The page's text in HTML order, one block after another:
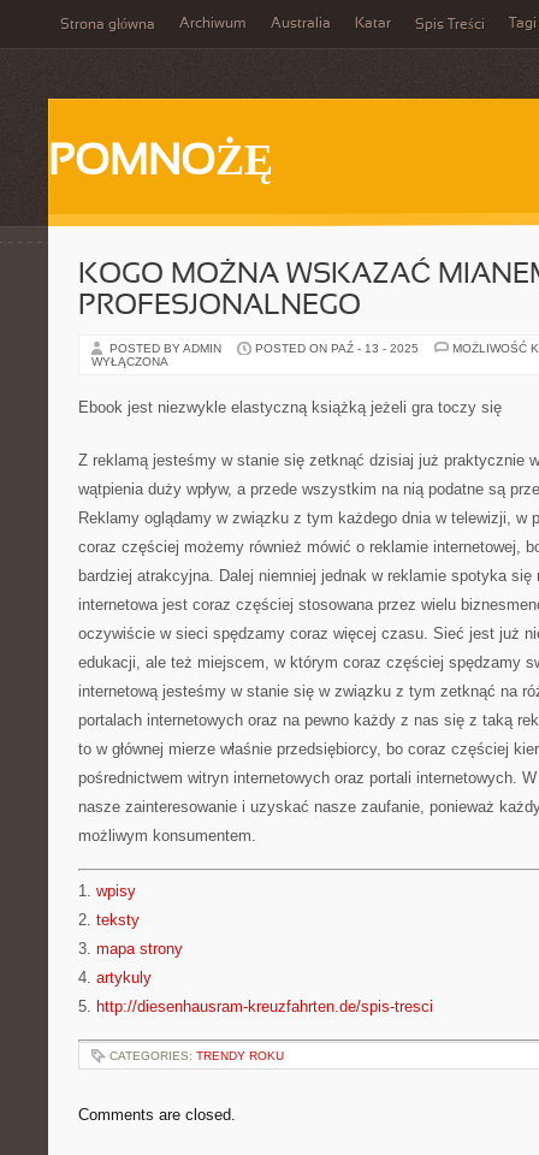
Strona główna Archiwum Australia Katar Spis Treści Tagi
POMNOŻĘ
KOGO MOŻNA WSKAZAĆ
PROFESJONALNEGO
POSTED BY ADMIN POSTED ON PAŹ - 13 - 2025
MOŻLIWOŚĆ
WYŁĄCZONA
Ebook jest niezwykle elastyczną książką jeżeli gra toczy się
Z reklamą jesteśmy w stanie się zetknąć dzisiaj już praktycznie
wątpienia duży wpływ, a przede wszystkim na nią podatne są
Reklamy oglądamy w związku z tym każdego dnia w telewizji, w
coraz częściej możemy również mówić o reklamie internetowej,
bardziej atrakcyjna. Dalej niemniej jednak w reklamie spotyka się
internetowa jest coraz częściej stosowana przez wielu
oczywiście w sieci spędzamy coraz więcej czasu. Sieć jest już
edukacji, ale też miejscem, w którym coraz częściej spędzamy
internetową jesteśmy w stanie się w związku z tym zetknąć na
portalach internetowych oraz na pewno każdy z nas się z taką
to w głównej mierze właśnie przedsiębiorcy, bo coraz częściej
pośrednictwem witryn internetowych oraz portali internetowych.
nasze zainteresowanie i uzyskać nasze zaufanie, ponieważ
możliwym konsumentem.
1. wpisy
2. teksty
3. mapa strony
4. artykuly
5. http://diesenhausram-kreuzfahrten.de/spis-tresci
CATEGORIES: TRENDY ROKU
Comments are closed.